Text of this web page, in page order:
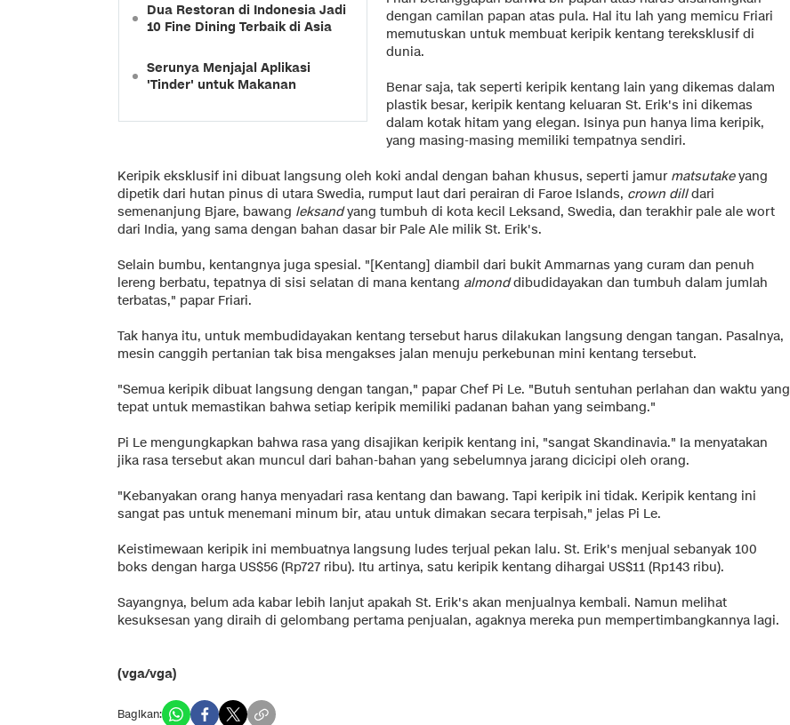
Dua Restoran di Indonesia Jadi
10 Fine Dining Terbaik di Asia
Serunya Menjajal Aplikasi
'Tinder' untuk Makanan
dengan camilan papan atas pula. Hal itu lah yang memicu Friari
memutuskan untuk membuat keripik kentang tereksklusif di
dunia.
Benar saja, tak seperti keripik kentang lain yang dikemas dalam
plastik besar, keripik kentang keluaran St. Erik's ini dikemas
dalam kotak hitam yang elegan. Isinya pun hanya lima keripik,
yang masing-masing memiliki tempatnya sendiri.
Keripik eksklusif ini dibuat langsung oleh koki andal dengan bahan khusus, seperti jamur matsutakeyang
dipetik dari hutan pinus di utara Swedia, rumput laut dari perairan di Faroe Islands, crown dilldari
semenanjung Bjare, bawang leksandyang tumbuh di kota kecil Leksand, Swedia, dan terakhir pale ale wort
dari India, yang sama dengan bahan dasar bir Pale Ale milik St. Erik's.
Selain bumbu, kentangnya juga spesial. "[Kentang] diambil dari bukit Ammarnas yang curam dan penuh
lereng berbatu, tepatnya di sisi selatan di mana kentang almonddibudidayakan dan tumbuh dalam jumlah
terbatas," papar Friari.
Tak hanya itu, untuk membudidayakan kentang tersebut harus dilakukan langsung dengan tangan. Pasalnya,
mesin canggih pertanian tak bisa mengakses jalan menuju perkebunan mini kentang tersebut.
"Semua keripik dibuat langsung dengan tangan," papar Chef Pi Le. "Butuh sentuhan perlahan dan waktu yang
tepat untuk memastikan bahwa setiap keripik memiliki padanan bahan yang seimbang."
Pi Le mengungkapkan bahwa rasa yang disajikan keripik kentang ini, "sangat Skandinavia." Ia menyatakan
jika rasa tersebut akan muncul dari bahan-bahan yang sebelumnya jarang dicicipi oleh orang.
"Kebanyakan orang hanya menyadari rasa kentang dan bawang. Tapi keripik ini tidak. Keripik kentang ini
sangat pas untuk menemani minum bir, atau untuk dimakan secara terpisah," jelas Pi Le.
Keistimewaan keripik ini membuatnya langsung ludes terjual pekan lalu. St. Erik's menjual sebanyak 100
boks dengan harga US$56 (Rp727 ribu). Itu artinya, satu keripik kentang dihargai US$11 (Rp143 ribu).
Sayangnya, belum ada kabar lebih lanjut apakah St. Erik's akan menjualnya kembali. Namun melihat
kesuksesan yang diraih di gelombang pertama penjualan, agaknya mereka pun mempertimbangkannya lagi.
(vga/vga)
Bagikan: